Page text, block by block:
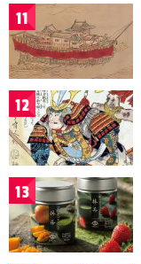
11
12
13